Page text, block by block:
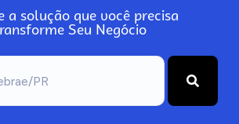
a solução que você precisa
Seu Negócio